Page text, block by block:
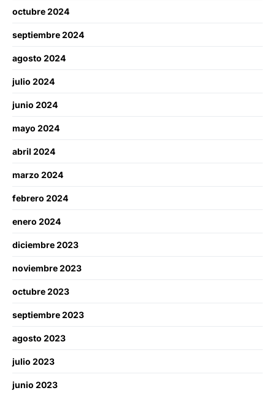
octubre 2024
septiembre 2024
agosto 2024
julio 2024
junio 2024
mayo 2024
abril 2024
marzo 2024
febrero 2024
enero 2024
diciembre 2023
noviembre 2023
octubre 2023
septiembre 2023
agosto 2023
julio 2023
junio 2023